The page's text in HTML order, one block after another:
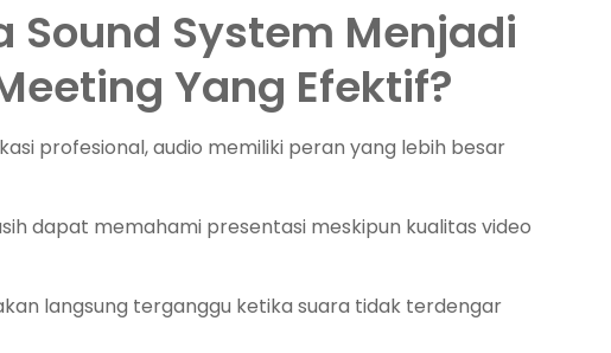
Sound System Menjadi
Yang Efektif?
profesional, audio memiliki peran yang lebih besar
dapat memahami presentasi meskipun kualitas video
langsung terganggu ketika suara tidak terdengar